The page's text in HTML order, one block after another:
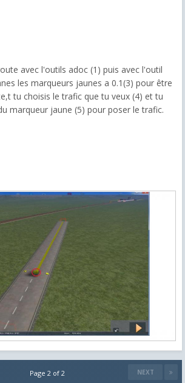
avec l'outils adoc (1) puis avec l'outil
les marqueurs jaunes a 0.1(3) pour être
tu choisis le trafic que tu veux (4) et tu
marqueur jaune (5) pour poser le trafic.
NEXT
Page 2 of 2